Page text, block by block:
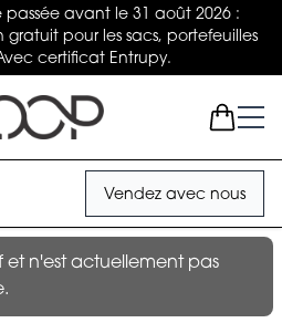
avant le 31 août 2026 :
pour les sacs, portefeuilles
certificat Entrupy.
Vendez avec nous
et n'est actuellement pas